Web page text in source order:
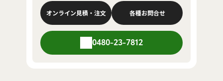
オンライン見積・注文 各種お問合せ
0480-23-7812